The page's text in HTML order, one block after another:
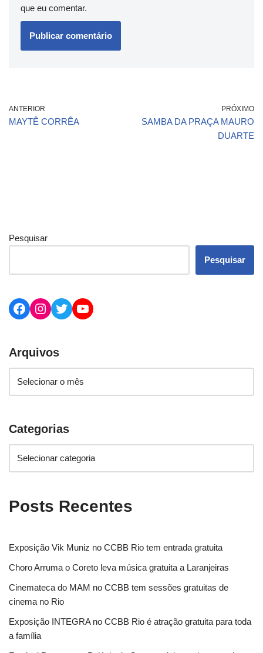
que eu comentar.
ANTERIOR
MAYTÊ CORRÊA
PRÓXIMO
SAMBA DA PRAÇA MAURO
DUARTE
Pesquisar
Pesquisar
Arquivos
Categorias
Posts Recentes
Exposição Vik Muniz no CCBB Rio tem entrada gratuita
Choro Arruma o Coreto leva música gratuita a Laranjeiras
Cinemateca do MAM no CCBB tem sessões gratuitas de
cinema no Rio
Exposição INTEGRA no CCBB Rio é atração gratuita para toda
a família